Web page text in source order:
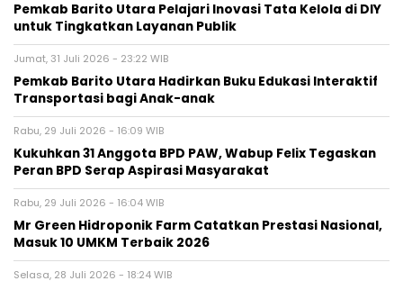
Pemkab Barito Utara Pelajari Inovasi Tata Kelola di DIY
untuk Tingkatkan Layanan Publik
Jumat, 31 Juli 2026 - 23:22 WIB
Pemkab Barito Utara Hadirkan Buku Edukasi Interaktif
Transportasi bagi Anak-anak
Rabu, 29 Juli 2026 - 16:09 WIB
Kukuhkan 31 Anggota BPD PAW, Wabup Felix Tegaskan
Peran BPD Serap Aspirasi Masyarakat
Rabu, 29 Juli 2026 - 16:04 WIB
Mr Green Hidroponik Farm Catatkan Prestasi Nasional,
Masuk 10 UMKM Terbaik 2026
Selasa, 28 Juli 2026 - 18:24 WIB